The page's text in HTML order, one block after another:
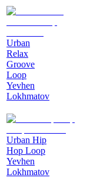
Urban
Relax
Groove
Loop
Yevhen
Lokhmatov
Urban Hip
Hop Loop
Yevhen
Lokhmatov